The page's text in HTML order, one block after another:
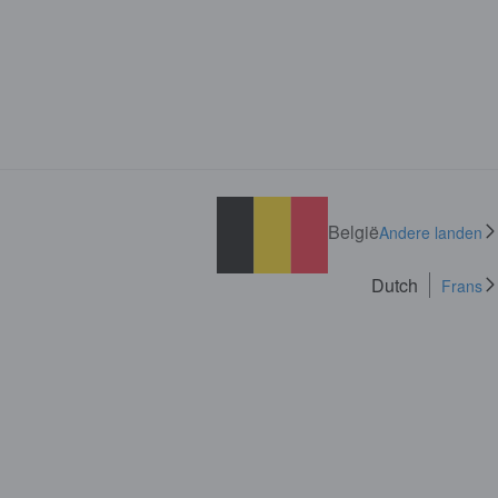
BelgiëAndere landen
Dutch Frans